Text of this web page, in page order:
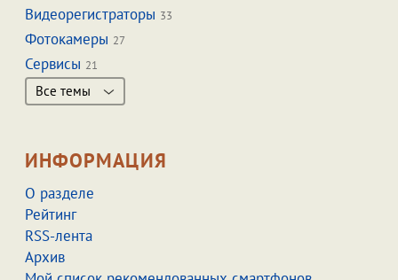
Видеорегистраторы 33
Фотокамеры 27
Сервисы 21
Все темы
ИНФОРМАЦИЯ
О разделе
Рейтинг
RSS-лента
Архив